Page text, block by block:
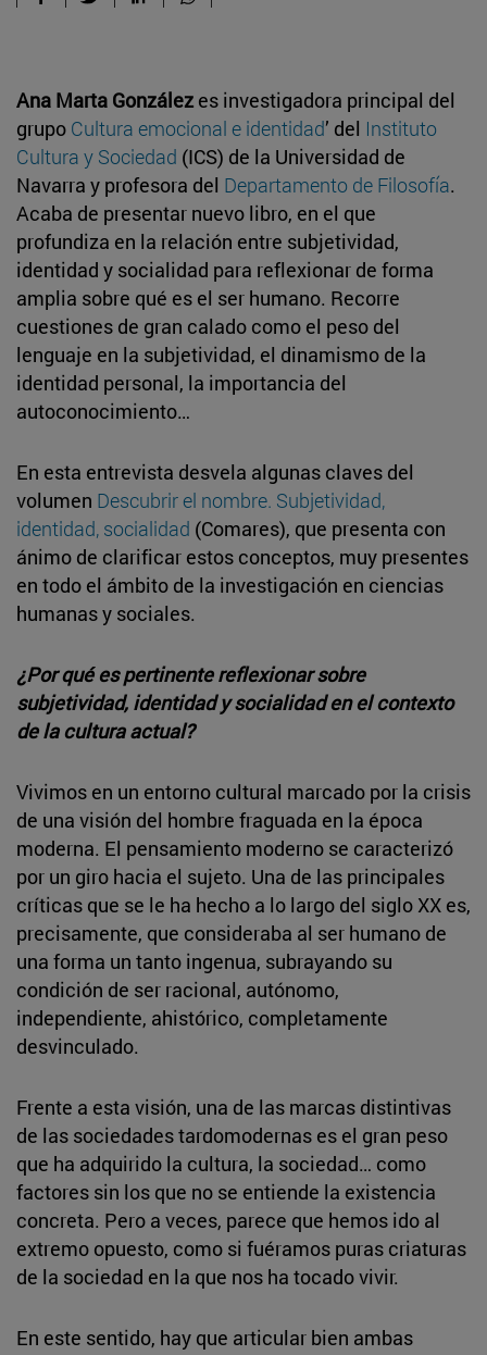
Ana Marta González es investigadora principal del
grupo Cultura emocional e identidad’ del Instituto
Cultura y Sociedad (ICS) de la Universidad de
Navarra y profesora del Departamento de Filosofía.
Acaba de presentar nuevo libro, en el que
profundiza en la relación entre subjetividad,
identidad y socialidad para reflexionar de forma
amplia sobre qué es el ser humano. Recorre
cuestiones de gran calado como el peso del
lenguaje en la subjetividad, el dinamismo de la
identidad personal, la importancia del
autoconocimiento…
En esta entrevista desvela algunas claves del
volumen Descubrir el nombre. Subjetividad,
identidad, socialidad (Comares), que presenta con
ánimo de clarificar estos conceptos, muy presentes
en todo el ámbito de la investigación en ciencias
humanas y sociales.
¿Por qué es pertinente reflexionar sobre
subjetividad, identidad y socialidad en el contexto
de la cultura actual?
Vivimos en un entorno cultural marcado por la crisis
de una visión del hombre fraguada en la época
moderna. El pensamiento moderno se caracterizó
por un giro hacia el sujeto. Una de las principales
críticas que se le ha hecho a lo largo del siglo XX es,
precisamente, que consideraba al ser humano de
una forma un tanto ingenua, subrayando su
condición de ser racional, autónomo,
independiente, ahistórico, completamente
desvinculado.
Frente a esta visión, una de las marcas distintivas
de las sociedades tardomodernas es el gran peso
que ha adquirido la cultura, la sociedad… como
factores sin los que no se entiende la existencia
concreta. Pero a veces, parece que hemos ido al
extremo opuesto, como si fuéramos puras criaturas
de la sociedad en la que nos ha tocado vivir.
En este sentido, hay que articular bien ambas